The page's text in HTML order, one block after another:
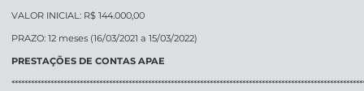
VALOR INICIAL: R$ 144.000,00
PRAZO: 12 meses (16/03/2021 a 15/03/2022)
PRESTAÇÕES DE CONTAS APAE